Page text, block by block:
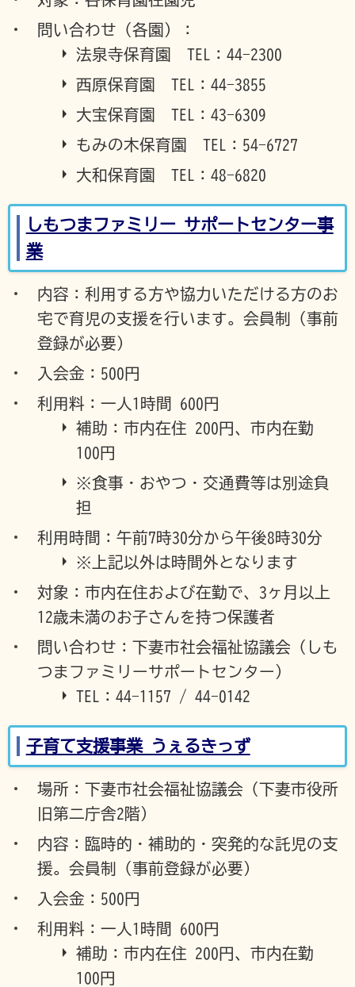
問い合わせ（各園）：
法泉寺保育園 TEL：44-2300
西原保育園 TEL：44-3855
大宝保育園 TEL：43-6309
もみの木保育園 TEL：54-6727
大和保育園 TEL：48-6820
しもつまファミリー サポートセンター事
業
内容：利用する方や協力いただける方のお
宅で育児の支援を行います。会員制（事前
登録が必要）
入会金：500円
利用料：一人1時間 600円
補助：市内在住 200円、市内在勤
100円
※食事・おやつ・交通費等は別途負
担
利用時間：午前7時30分から午後8時30分
※上記以外は時間外となります
対象：市内在住および在勤で、3ヶ月以上
12歳未満のお子さんを持つ保護者
問い合わせ：下妻市社会福祉協議会（しも
つまファミリーサポートセンター）
TEL：44-1157 / 44-0142
子育て支援事業 うぇるきっず
場所：下妻市社会福祉協議会（下妻市役所
旧第二庁舎2階）
内容：臨時的・補助的・突発的な託児の支
援。会員制（事前登録が必要）
入会金：500円
利用料：一人1時間 600円
補助：市内在住 200円、市内在勤
100円